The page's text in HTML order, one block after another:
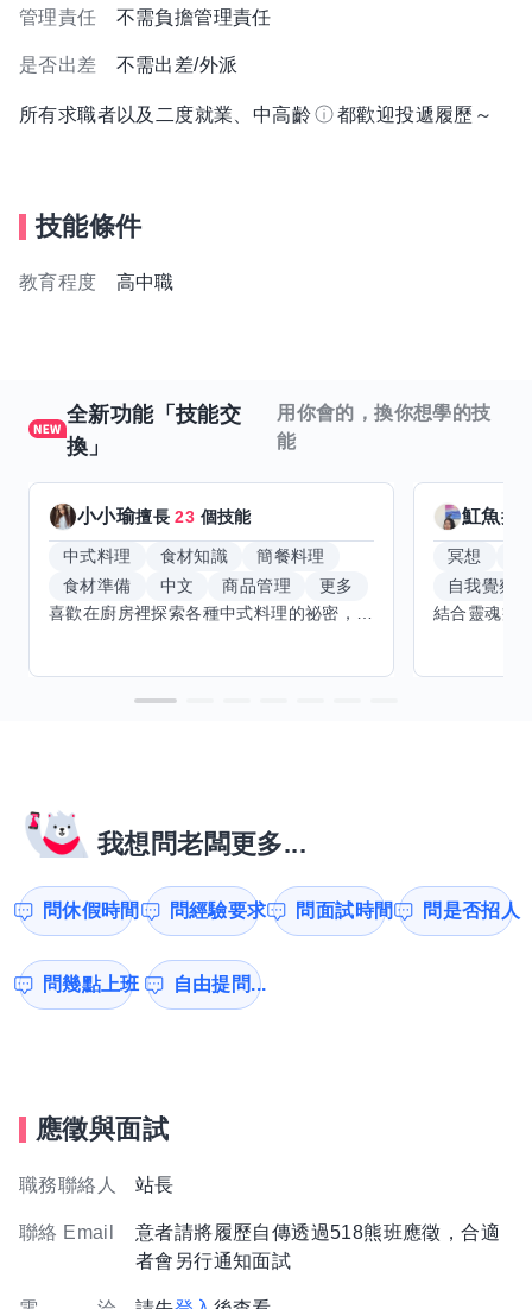
管理責任 不需負擔管理責任
是否出差 不需出差/外派
所有求職者以及二度就業、中高齡 都歡迎投遞履歷～
技能條件
教育程度 高中職
全新功能「技能交
換」
用你會的，換你想學的技
能
小小瑜擅長23 個技能
中式料理 食材知識
簡餐料理
食材準備
中文 商品管理
更多
魟魚擅
冥想
自我覺察
我想問老闆更多...
問休假時間 問經驗要求 問面試時間 問是否招人
問幾點上班 自由提問...
應徵與面試
職務聯絡人 站長
聯絡 Email
意者請將履歷自傳透過518熊班應徵，合適
者會另行通知面試